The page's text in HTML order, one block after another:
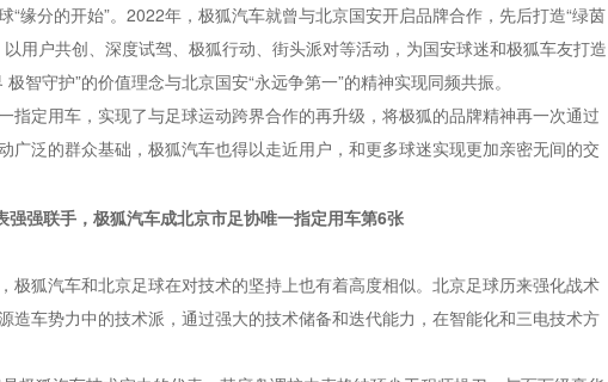
“缘分的开始”。2022年，极狐汽车就曾与北京国安开启品牌合作，先后打造“绿茵
用户共创、深度试驾、极狐行动、街头派对等活动，为国安球迷和极狐车友打造
智守护”的价值理念与北京国安“永远争第一”的精神实现同频共振。
指定用车，实现了与足球运动跨界合作的再升级，将极狐的品牌精神再一次通过
广泛的群众基础，极狐汽车也得以走近用户，和更多球迷实现更加亲密无间的交
极狐汽车和北京足球在对技术的坚持上也有着高度相似。北京足球历来强化战术
造车势力中的技术派，通过强大的技术储备和迭代能力，在智能化和三电技术方